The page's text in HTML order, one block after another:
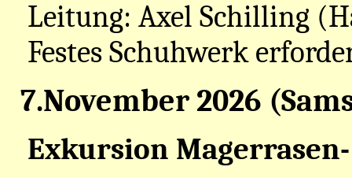
Leitung: Axel Schilling
Festes Schuhwerk
7.November 2026
Exkursion